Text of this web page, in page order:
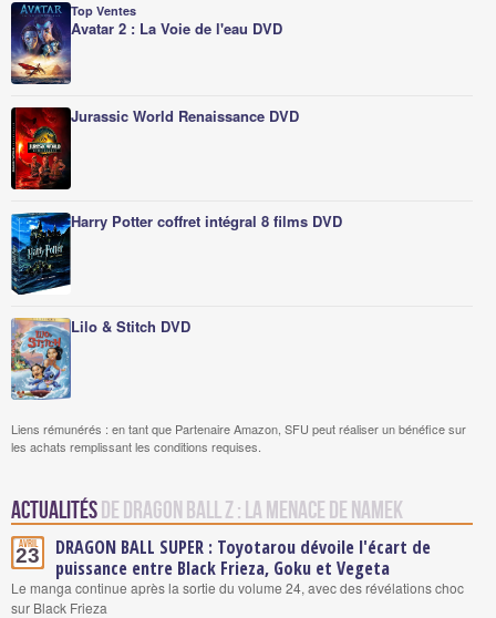
Top Ventes
Avatar 2 : La Voie de l'eau DVD
Jurassic World Renaissance DVD
Harry Potter coffret intégral 8 films DVD
Lilo & Stitch DVD
Liens rémunérés : en tant que Partenaire Amazon, SFU peut réaliser un bénéfice sur
les achats remplissant les conditions requises.
Actualités de Dragon Ball Z : La menace de Namek
Avril
23
DRAGON BALL SUPER : Toyotarou dévoile l'écart de
puissance entre Black Frieza, Goku et Vegeta
Le manga continue après la sortie du volume 24, avec des révélations choc
sur Black Frieza